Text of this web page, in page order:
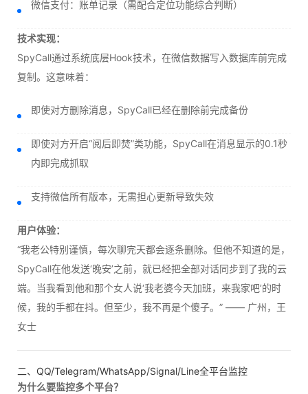
微信支付：账单记录（需配合定位功能综合判断）
技术实现：
SpyCall通过系统底层Hook技术，在微信数据写入数据库前完成
复制。这意味着：
即使对方删除消息，SpyCall已经在删除前完成备份
即使对方开启“阅后即焚”类功能，SpyCall在消息显示的0.1秒
内即完成抓取
支持微信所有版本，无需担心更新导致失效
用户体验：
“我老公特别谨慎，每次聊完天都会逐条删除。但他不知道的是，
SpyCall在他发送‘晚安’之前，就已经把全部对话同步到了我的云
端。当我看到他和那个女人说‘我老婆今天加班，来我家吧’的时
候，我的手都在抖。但至少，我不再是个傻子。” —— 广州，王
女士
二、QQ/Telegram/WhatsApp/Signal/Line全平台监控
为什么要监控多个平台？